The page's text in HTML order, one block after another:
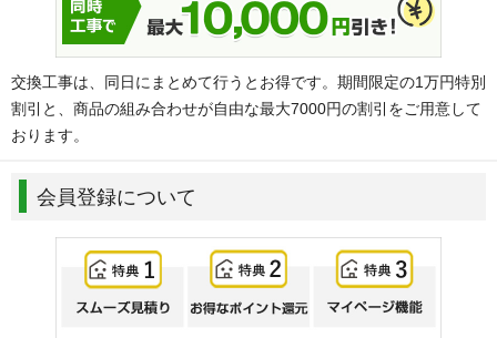
交換工事は、同日にまとめて行うとお得です。期間限定の1万円特別
割引と、商品の組み合わせが自由な最大7000円の割引をご用意して
おります。
会員登録について